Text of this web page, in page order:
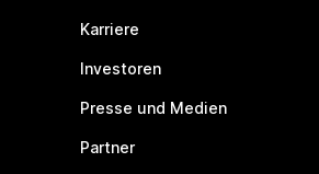
Karriere
Investoren
Presse und Medien
Partner